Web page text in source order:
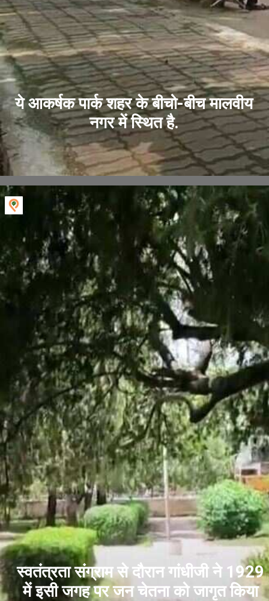
ये आकर्षक पार्क शहर के बीचो-बीच मालवीय
नगर में स्थित है.
स्वतंत्रता संग्राम से दौरान गांधीजी ने 1929
में इसी जगह पर जन चेतना को जागृत किया